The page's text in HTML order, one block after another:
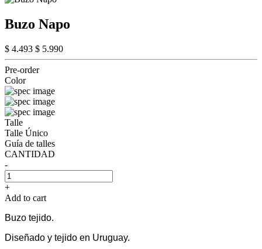
Buzo Napo
$ 4.493 $ 5.990
Pre-order
Color
Talle
Talle Único
Guía de talles
CANTIDAD
-
+
Add to cart
Buzo tejido.
Diseñado y tejido en Uruguay.